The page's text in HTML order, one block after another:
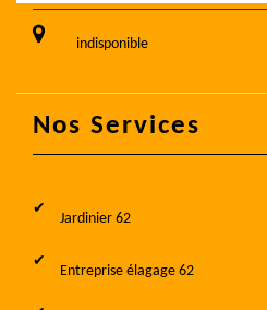
indisponible
Nos Services
Jardinier 62
Entreprise élagage 62